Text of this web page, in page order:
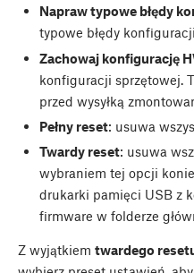
Napraw typowe błędy
typowe błędy
Zachowaj konfigurację
konfiguracji sprzętowej.
przed wysyłką
Pełny reset: usuwa
Twardy reset: usuwa
wybraniem tej opcji
drukarki pamięci USB z
firmware w folderze
Z wyjątkiem twardego